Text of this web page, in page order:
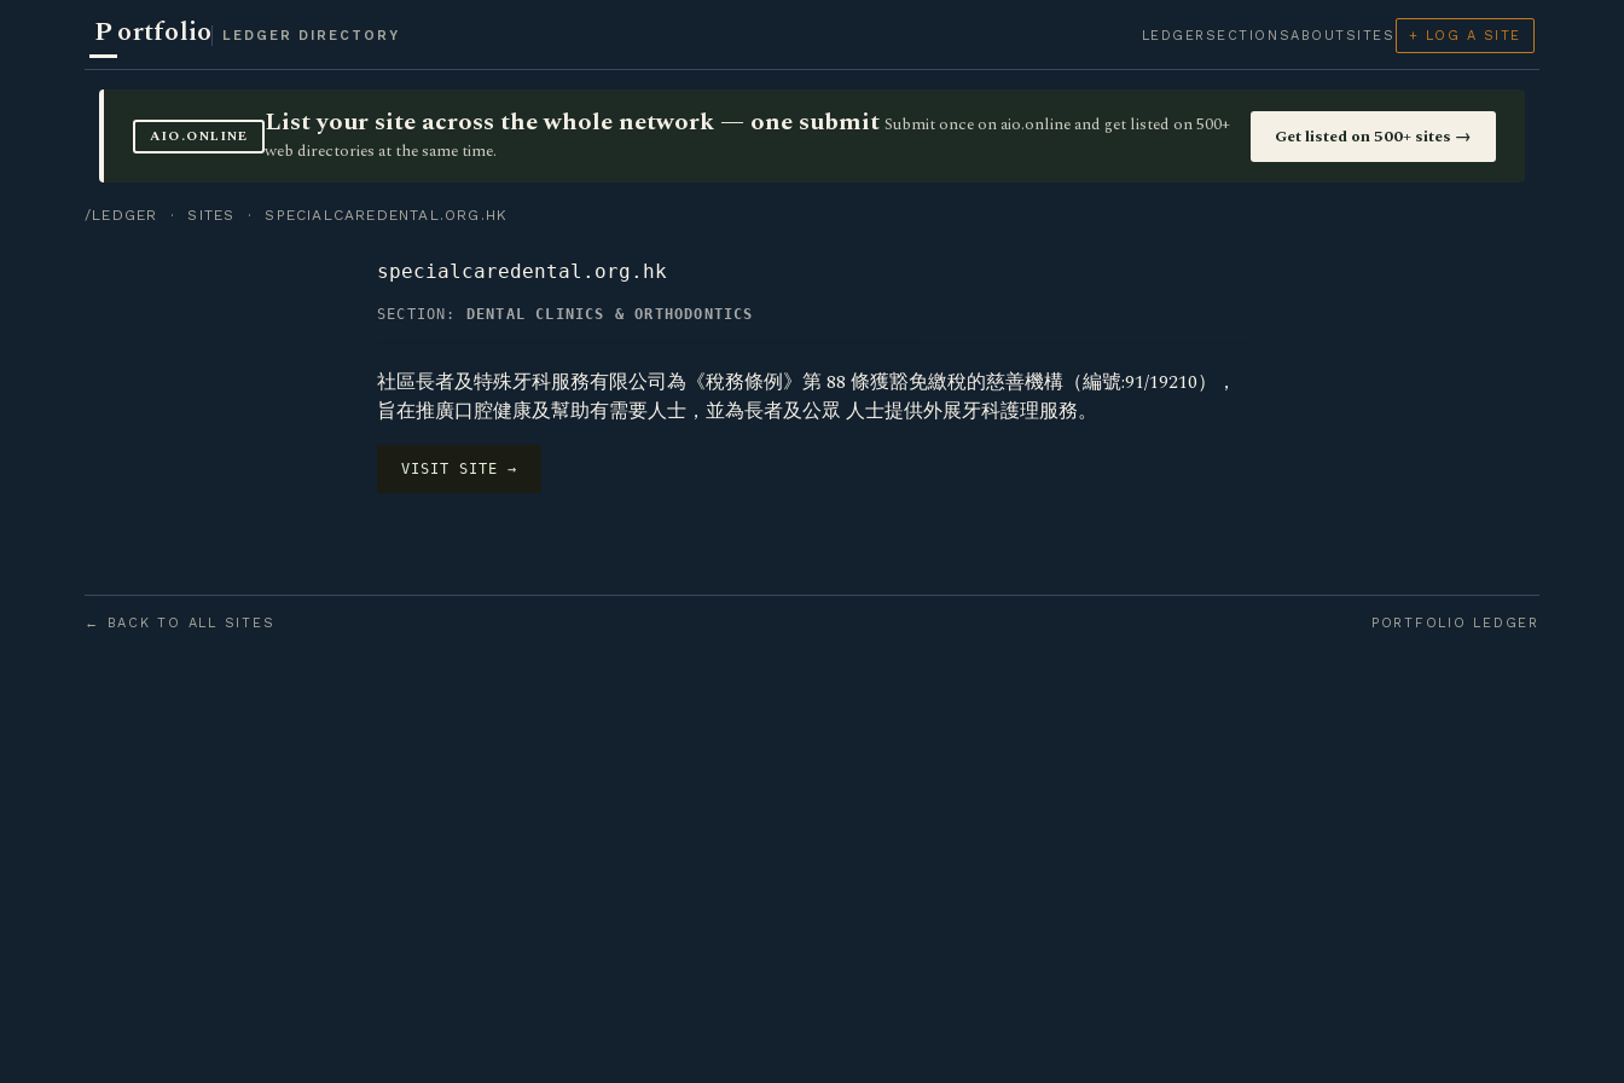
Portfolio LEDGER DIRECTORY LEDGER SECTIONSABOUT SITES + LOG A SITE
AIO.ONLINE List your site across the whole network — one submit Submit once on aio.online and get listed on 500+
web directories at the same time.
Get listed on 500+ sites →
/LEDGER · SITES · SPECIALCAREDENTAL.ORG.HK
specialcaredental.org.hk
SECTION: DENTAL CLINICS & ORTHODONTICS
社區長者及特殊牙科服務有限公司為《稅務條例》第 88 條獲豁免繳稅的慈善機構（編號:91/19210），
旨在推廣口腔健康及幫助有需要人士，並為長者及公眾 人士提供外展牙科護理服務。
VISIT SITE →
← BACK TO ALL SITES PORTFOLIO LEDGER